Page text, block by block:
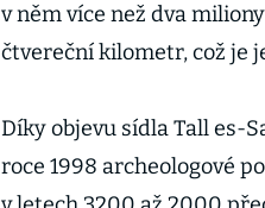
v něm více než dva
čtvereční kilometr, což je
Díky objevu sídla Tall es-
roce 1998 archeologové